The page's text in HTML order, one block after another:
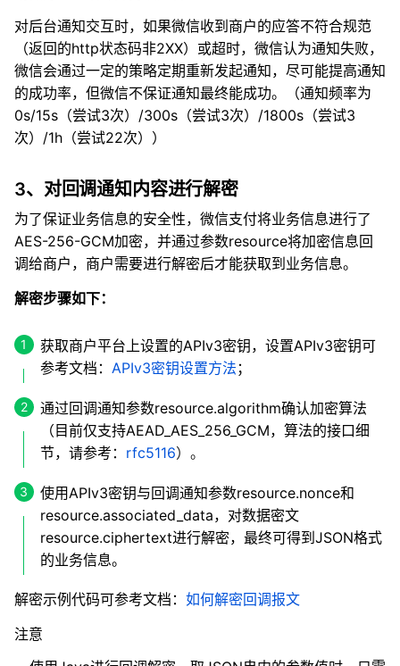
对后台通知交互时，如果微信收到商户的应答不符合规范
（返回的http状态码非2XX）或超时，微信认为通知失败，
微信会通过一定的策略定期重新发起通知，尽可能提高通知
的成功率，但微信不保证通知最终能成功。（通知频率为
0s/15s（尝试3次）/300s（尝试3次）/1800s（尝试3
次）/1h（尝试22次））
3、对回调通知内容进行解密
为了保证业务信息的安全性，微信支付将业务信息进行了
AES-256-GCM加密，并通过参数resource将加密信息回
调给商户，商户需要进行解密后才能获取到业务信息。
解密步骤如下：
获取商户平台上设置的APIv3密钥，设置APIv3密钥可
参考文档： APIv3密钥设置方法 ；
通过回调通知参数resource.algorithm确认加密算法
（目前仅支持AEAD_AES_256_GCM，算法的接口细
节，请参考： rfc5116）。
使用APIv3密钥与回调通知参数resource.nonce和
resource.associated_data，对数据密文
resource.ciphertext进行解密，最终可得到JSON格式
的业务信息。
解密示例代码可参考文档： 如何解密回调报文
注意